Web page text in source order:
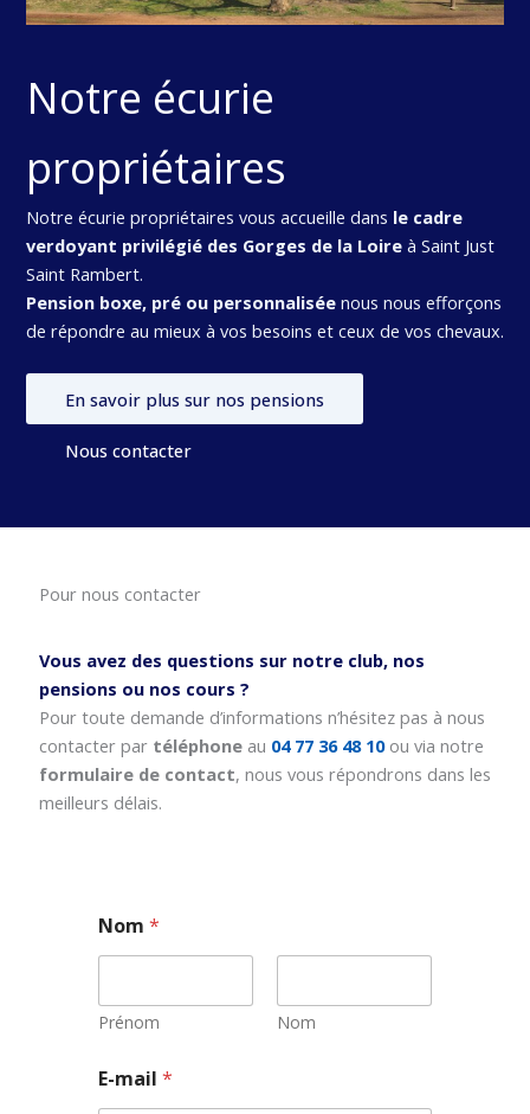
Notre écurie
propriétaires
Notre écurie propriétaires vous accueille dans le cadre
verdoyant privilégié des Gorges de la Loireà Saint Just
Saint Rambert.
Pension boxe, pré ou personnaliséenous nous efforçons
de répondre au mieux à vos besoins et ceux de vos chevaux.
En savoir plus sur nos pensions
Nous contacter
Pour nous contacter
Vous avez des questions sur notre club, nos
pensions ou nos cours ?
Pour toute demande d’informations n’hésitez pas à nous
contacter par téléphoneau 04 77 36 48 10 ou via notre
formulaire de contact, nous vous répondrons dans les
meilleurs délais.
Nom*
Prénom Nom
E-mail*